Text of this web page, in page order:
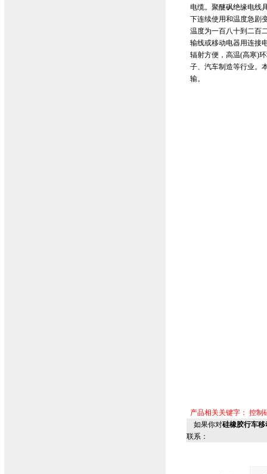
电缆。聚醚砜绝缘电线
下连续使用和温度急剧
温度为一百八十到二百
输线或移动电器用连接
辐射方便，高温(高寒)
子、汽车制造等行业。
输。
产品相关关键字： 控制
如果你对硅橡胶行车
联系：